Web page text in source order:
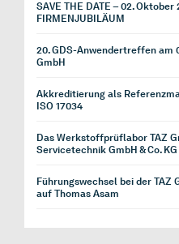
SAVE THE DATE – 02. Oktober
FIRMENJUBILÄUM
20. GDS-Anwendertreffen am
GmbH
Akkreditierung als
ISO 17034
Das Werkstoffprüflabor TAZ
Servicetechnik GmbH & Co.
Führungswechsel bei der
auf Thomas Asam